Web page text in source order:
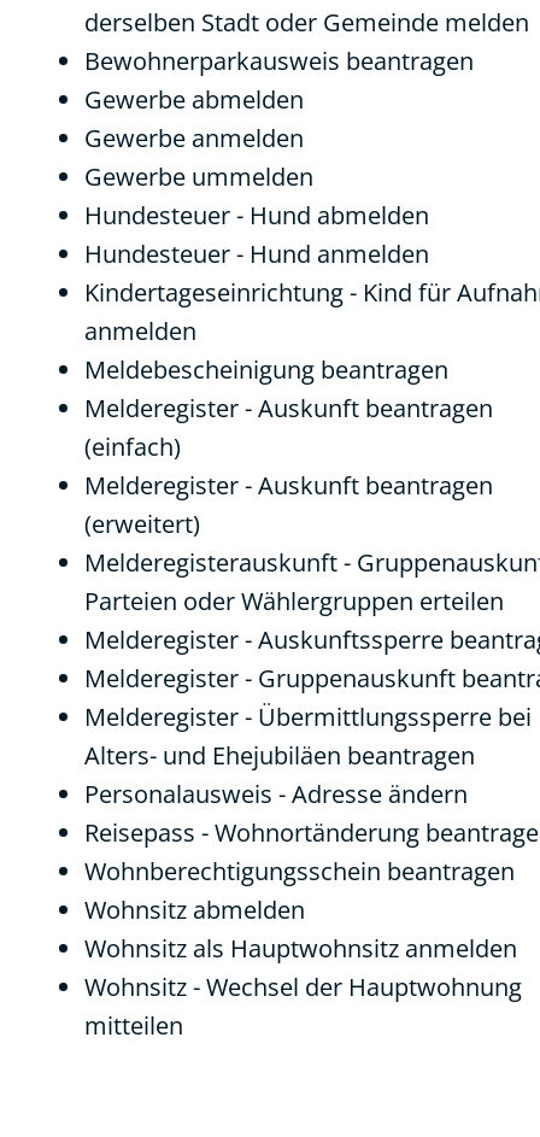
derselben Stadt oder Gemeinde melden
Bewohnerparkausweis beantragen
Gewerbe abmelden
Gewerbe anmelden
Gewerbe ummelden
Hundesteuer - Hund abmelden
Hundesteuer - Hund anmelden
Kindertageseinrichtung - Kind für
anmelden
Meldebescheinigung beantragen
Melderegister - Auskunft beantragen
(einfach)
Melderegister - Auskunft beantragen
(erweitert)
Melderegisterauskunft -
Parteien oder Wählergruppen erteilen
Melderegister - Auskunftssperre
Melderegister - Gruppenauskunft
Melderegister - Übermittlungssperre bei
Alters- und Ehejubiläen beantragen
Personalausweis - Adresse ändern
Reisepass - Wohnortänderung
Wohnberechtigungsschein beantragen
Wohnsitz abmelden
Wohnsitz als Hauptwohnsitz anmelden
Wohnsitz - Wechsel der Hauptwohnung
mitteilen